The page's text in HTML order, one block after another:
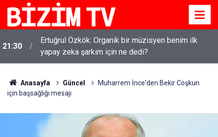
21:30
Ertuğrul Özkök: Organik bir müzisyen benim ilk
yapay zeka şarkım için ne dedi?
Anasayfa Güncel
Muharrem İnce'den Bekir Coşkun
için başsağlığı mesajı